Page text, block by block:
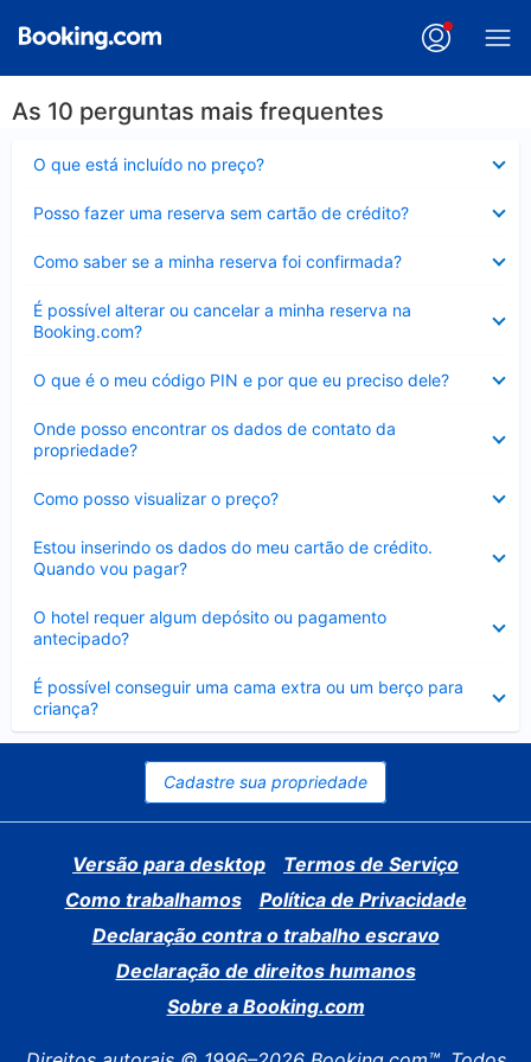
As 10 perguntas mais frequentes
O que está incluído no preço?
Posso fazer uma reserva sem cartão de crédito?
Como saber se a minha reserva foi confirmada?
É possível alterar ou cancelar a minha reserva na
Booking.com?
Contraído
O que é o meu código PIN e por que eu preciso dele?
Onde posso encontrar os dados de contato da
propriedade?
Como posso visualizar o preço?
Estou inserindo os dados do meu cartão de crédito.
Quando vou pagar?
O hotel requer algum depósito ou pagamento
antecipado?
É possível conseguir uma cama extra ou um berço para
criança?
Contraído
Cadastre sua propriedade
Versão para desktop
Termos de Serviço
Como trabalhamos
Política de Privacidade
Declaração contra o trabalho escravo
Declaração de direitos humanos
Sobre a Booking.com